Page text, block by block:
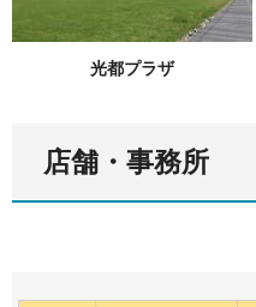
光都プラザ
店舗・事務所